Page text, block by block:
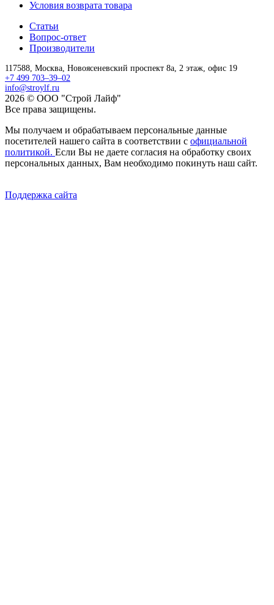
Условия возврата товара
Статьи
Вопрос-ответ
Производители
117588, Москва, Новоясеневский проспект 8а, 2 этаж, офис 19
+7 499 703–39–02
info@stroylf.ru
2026 © ООО "Строй Лайф"
Все права защищены.
Мы получаем и обрабатываем персональные данные
посетителей нашего сайта в соответствии с официальной
политикой. Если Вы не даете согласия на обработку своих
персональных данных, Вам необходимо покинуть наш сайт.
Поддержка сайта